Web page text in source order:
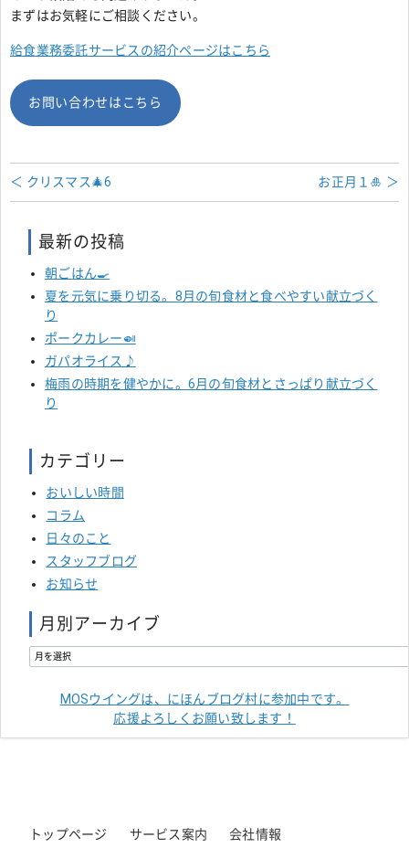
まずはお気軽にご相談ください。
給食業務委託サービスの紹介ページはこちら
お問い合わせはこちら
お正月１🎍 ＞
＜ クリスマス🎄6
最新の投稿
朝ごはん🍳
夏を元気に乗り切る。8月の旬食材と食べやすい献立づく
り
ポークカレー🍛
ガパオライス♪
梅雨の時期を健やかに。6月の旬食材とさっぱり献立づく
り
カテゴリー
おいしい時間
コラム
日々のこと
スタッフブログ
お知らせ
月別アーカイブ
MOSウイングは、にほんブログ村に参加中です。
応援よろしくお願い致します！
トップページ サービス案内
会社情報